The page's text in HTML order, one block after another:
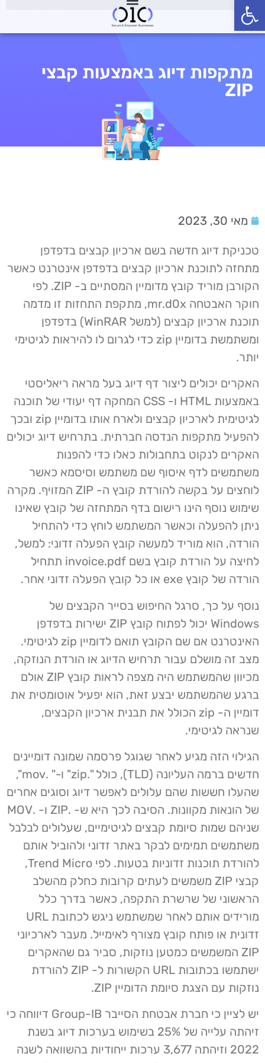
פתח סרגל נגישות
מתקפות דיוג באמצעות קבצי
ZIP
מאי 30, 2023
טכניקת דיוג חדשה בשם ארכיון קבצים בדפדפן
מתחזה לתוכנת ארכיון קבצים בדפדפן אינטרנט כאשר
הקורבן מוריד קובץ מדומיין המסתיים ב- ZIP. לפי
חוקר האבטחה mr.d0x, מתקפת התחזות זו מדמה
תוכנת ארכיון קבצים (למשל WinRAR) בדפדפן
ומשתמשת בדומיין zip כדי לגרום לו להיראות לגיטימי
יותר.
האקרים יכולים ליצור דף דיוג בעל מראה ריאליסטי
באמצעות HTML ו- CSS המחקה דף יעודי של תוכנה
לגיטימית לארכיון קבצים ולארח אותו בדומיין zip ובכך
להפעיל מתקפות הנדסה חברתית. בתרחיש דיוג יכולים
האקרים לנקוט בתחבולות כאלו כדי להפנות
משתמשים לדף איסוף שם משתמש וסיסמא כאשר
לוחצים על בקשה להורדת קובץ ה- ZIP המזויף. מקרה
שימוש נוסף הינו רישום בדף המתחזה של קובץ שאינו
ניתן להפעלה וכאשר המשתמש לוחץ כדי להתחיל
הורדה, הוא מוריד למעשה קובץ הפעלה זדוני: למשל,
לחיצה על הורדת קובץ בשם invoice.pdf תתחיל
הורדה של קובץ exe או כל קובץ הפעלה זדוני אחר.
נוסף על כך, סרגל החיפוש בסייר הקבצים של
Windows יכול לפתוח קובץ ZIP ישירות בדפדפן
האינטרנט אם שם הקובץ תואם לדומיין zip לגיטימי.
מצב זה מושלם עבור תרחיש הדיוג או הורדת הנוזקה,
מכיוון שהמשתמש היה מצפה לראות קובץ ZIP אולם
ברגע שהמשתמש יבצע זאת, הוא יפעיל אוטומטית את
דומיין ה- zip הכולל את תבנית ארכיון הקבצים,
שנראה לגיטימי.
הגילוי הזה מגיע לאחר שגוגל פרסמה שמונה דומיינים
חדשים ברמה העליונה (TLD), כולל ".zip" ו-" .mov",
שהעלו חששות שהם עלולים לאפשר דיוג וסוגים אחרים
של הונאות מקוונות. הסיבה לכך היא ש- .ZIP ו- .MOV
שניהם שמות סיומת קבצים לגיטימיים, שעלולים לבלבל
משתמשים תמימים לבקר באתר זדוני ולהוביל אותם
להורדת תוכנות זדוניות בטעות. לפי Trend Micro,
קבצי ZIP משמשים לעתים קרובות כחלק מהשלב
הראשוני של שרשרת התקפה, כאשר בדרך כלל
מורידים אותם לאחר שמשתמש ניגש לכתובת URL
זדונית או פותח קובץ מצורף לאימייל. מעבר לארכיוני
ZIP המשמשים כמטען נוזקות, סביר גם שהאקרים
ישתמשו בכתובות URL הקשורות ל- ZIP להורדת
נוזקות עם הצגת סיומת הדומיין ZIP.
יש לציין כי חברת אבטחת הסייבר Group-IB דיווחה כי
זיהתה עלייה של 25% בשימוש בערכות דיוג בשנת
2022 וזיהתה 3,677 ערכות ייחודיות בהשוואה לשנה